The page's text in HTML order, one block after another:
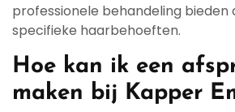
professionele behandeling bieden
specifieke haarbehoeften.
Hoe kan ik een
maken bij Kapper